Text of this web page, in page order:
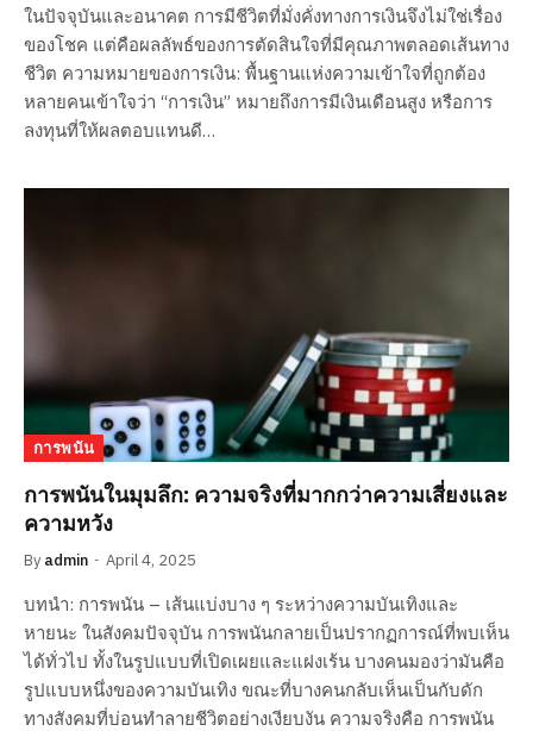
ในปัจจุบันและอนาคต การมีชีวิตที่มั่งคั่งทางการเงินจึงไม่ใช่เรื่อง
ของโชค แต่คือผลลัพธ์ของการตัดสินใจที่มีคุณภาพตลอดเส้นทาง
ชีวิต ความหมายของการเงิน: พื้นฐานแห่งความเข้าใจที่ถูกต้อง
หลายคนเข้าใจว่า “การเงิน” หมายถึงการมีเงินเดือนสูง หรือการ
ลงทุนที่ให้ผลตอบแทนดี…
การพนัน
การพนันในมุมลึก: ความจริงที่มากกว่าความเสี่ยงและ
ความหวัง
By admin April 4, 2025
บทนำ: การพนัน – เส้นแบ่งบาง ๆ ระหว่างความบันเทิงและ
หายนะ ในสังคมปัจจุบัน การพนันกลายเป็นปรากฏการณ์ที่พบเห็น
ได้ทั่วไป ทั้งในรูปแบบที่เปิดเผยและแฝงเร้น บางคนมองว่ามันคือ
รูปแบบหนึ่งของความบันเทิง ขณะที่บางคนกลับเห็นเป็นกับดัก
ทางสังคมที่บ่อนทำลายชีวิตอย่างเงียบงัน ความจริงคือ การพนัน